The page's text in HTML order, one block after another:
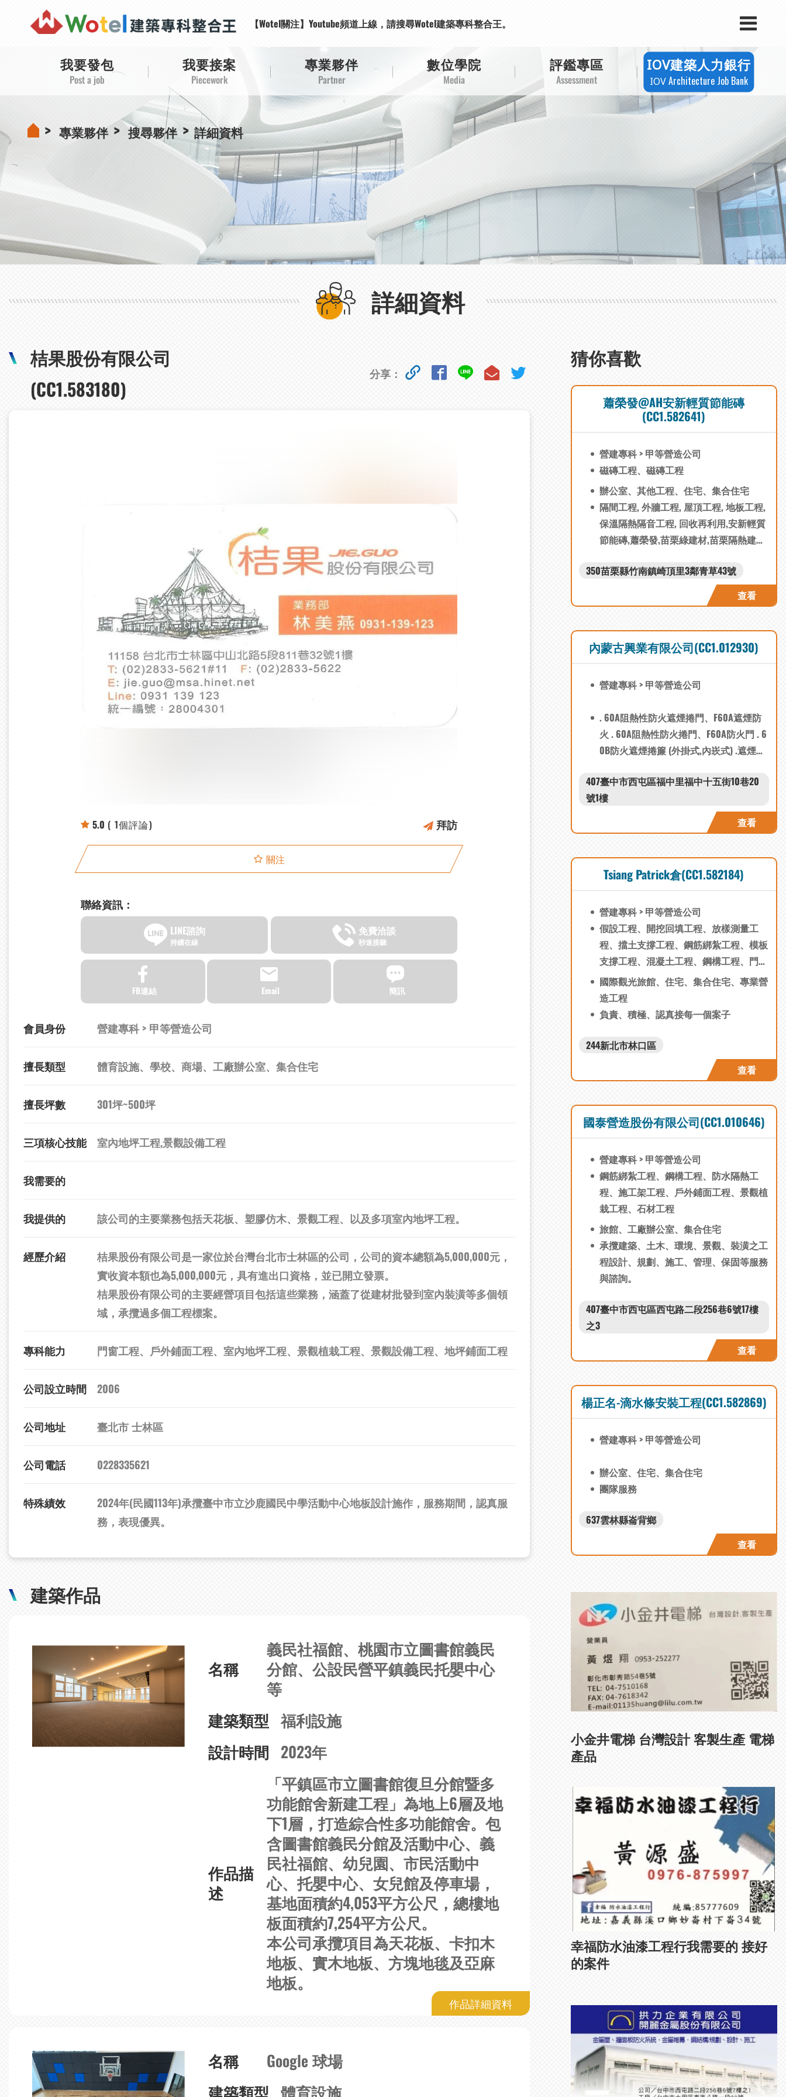
【Wotel關注】Youtube頻道上線，請搜尋Wotel建築專科整合王。
我要發包
Post a job
我要接案
Piecework
專業夥伴
Partner
數位學院
Media
評鑑專區
Assessment
IOV建築人力銀行
IOVArchitecture Job Bank
專業夥伴 搜尋夥伴 詳細資料
詳細資料
桔果股份有限公司
(CC1.583180)
分享：
會員身份 營建專科 > 甲等營造公司
擅長類型 體育設施、學校、商場、工廠辦公室、集合住宅
擅長坪數 301坪~500坪
三項核心技能 室內地坪工程,景觀設備工程
我需要的
我提供的 該公司的主要業務包括天花板、塑膠仿木、景觀工程、以及多項室內地坪工程。
經歷介紹
桔果股份有限公司是一家位於台灣台北市士林區的公司，公司的資本總額為5,000,000元，
實收資本額也為5,000,000元，具有進出口資格，並已開立發票。
桔果股份有限公司的主要經營項目包括這些業務，涵蓋了從建材批發到室內裝潢等多個領
域，承攬過多個工程標案。
專科能力 門窗工程、戶外鋪面工程、室內地坪工程、景觀植栽工程、景觀設備工程、地坪鋪面工程
公司設立時間 2006
公司地址 臺北市 士林區
公司電話 0228335621
特殊績效
2024年(民國113年)承攬臺中市立沙鹿國民中學活動中心地板設計施作，服務期間，認真服
務，表現優異。
5.0 ( 1個評論) 拜訪
關注
聯絡資訊：
LINE諮詢
持續在線
免費洽談
秒速接聽
FB連結 Email 簡訊
建築作品
名稱
義民社福館、桃園市立圖書館義民
分館、公設民營平鎮義民托嬰中心
等
建築類型 福利設施
設計時間 2023年
作品描
述
「平鎮區市立圖書館復旦分館暨多
功能館舍新建工程」為地上6層及地
下1層，打造綜合性多功能館舍。包
含圖書館義民分館及活動中心、義
民社福館、幼兒園、市民活動中
心、托嬰中心、女兒館及停車場，
基地面積約4,053平方公尺，總樓地
板面積約7,254平方公尺。
本公司承攬項目為天花板、卡扣木
地板、實木地板、方塊地毯及亞麻
地板。
作品詳細資料
名稱
Google 球場
建築類型 體育設施
猜你喜歡
蕭榮發@AH安新輕質節能磚
(CC1.582641)
營建專科 > 甲等營造公司
磁磚工程、磁磚工程
辦公室、其他工程、住宅、集合住宅
隔間工程, 外牆工程, 屋頂工程, 地板工程,
保溫隔熱隔音工程, 回收再利用,安新輕質
節能磚,蕭榮發,苗栗綠建材,苗栗隔熱建材,
350苗栗縣竹南鎮崎頂里3鄰青草43號
查看
內蒙古興業有限公司(CC1.012930)
營建專科 > 甲等營造公司
. 60A阻熱性防火遮煙捲門、F60A遮煙防
火 . 60A阻熱性防火捲門、F60A防火門 . 6
0B防火遮煙捲簾 (外掛式,內崁式) .遮煙捲
製) .普通捲門、快速捲門 材質選擇： 不
鏽鋼捲門、鍍鋅烤漆捲門、氟碳烤漆捲
門、鋁合金捲門、鍍鋁鋅捲門 *本產品符
合 60A防火及遮煙測試‎認證，可開立防火
407臺中市西屯區福中里福中十五街10巷20
號1樓
查看
Tsiang Patrick倉(CC1.582184)
營建專科 > 甲等營造公司
假設工程、開挖回填工程、放樣測量工
程、擋土支撐工程、鋼筋綁紮工程、模板
支撐工程、混凝土工程、鋼構工程、門窗
工程、防水隔熱工程、施工架工程、排水
溝渠工程、戶外鋪面工程、室內地坪工
程、景觀植栽工程、帷幕工程、磁磚工
坡防護工程、鋼筋綁紮工程、模板支撐工
程、混凝土工程、電梯系統工程
國際觀光旅館、住宅、集合住宅、專業營
造工程
負責、積極、認真接每一個案子
244新北市林口區
查看
國泰營造股份有限公司(CC1.010646)
營建專科 > 甲等營造公司
鋼筋綁紮工程、鋼構工程、防水隔熱工
程、施工架工程、戶外鋪面工程、景觀植
栽工程、石材工程
旅館、工廠辦公室、集合住宅
承攬建築、土木、環境、景觀、裝潢之工
程設計、規劃、施工、管理、保固等服務
與諮詢。
407臺中市西屯區西屯路二段256巷6號17樓
之3
查看
楊正名-滴水條安裝工程(CC1.582869)
營建專科 > 甲等營造公司
辦公室、住宅、集合住宅
團隊服務
637雲林縣崙背鄉
查看
小金井電梯 台灣設計 客製生產 電梯
產品
幸福防水油漆工程行我需要的 接好
的案件